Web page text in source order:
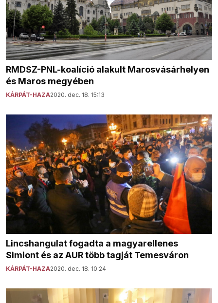
RMDSZ-PNL-koalíció alakult Marosvásárhelyen
és Maros megyében
KÁRPÁT-HAZA2020. dec. 18. 15:13
Lincshangulat fogadta a magyarellenes
Simiont és az AUR több tagját Temesváron
KÁRPÁT-HAZA2020. dec. 18. 10:24